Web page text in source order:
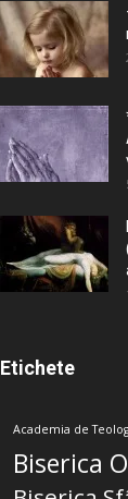
Etichete
Academia de
Biserica